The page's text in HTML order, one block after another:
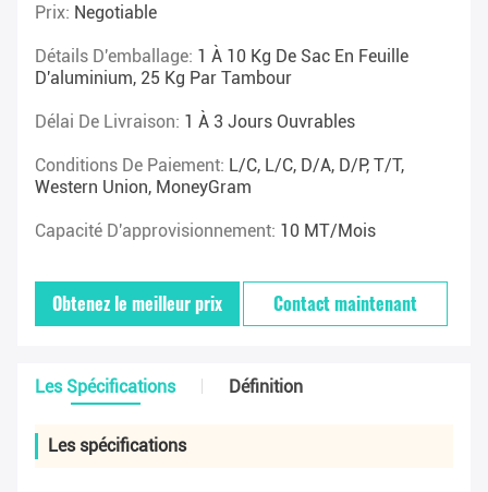
Prix: Negotiable
Détails D'emballage: 1 À 10 Kg De Sac En Feuille
D'aluminium, 25 Kg Par Tambour
Délai De Livraison: 1 À 3 Jours Ouvrables
Conditions De Paiement: L/C, L/C, D/A, D/P, T/T,
Western Union, MoneyGram
Capacité D'approvisionnement: 10 MT/mois
Obtenez le meilleur prix Contact maintenant
Les Spécifications Définition
Les spécifications